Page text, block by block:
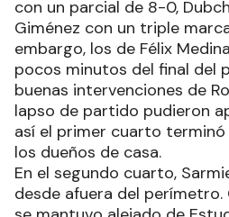
con un parcial de 8-0,
Giménez con un triple
embargo, los de Félix
pocos minutos del final del
buenas intervenciones de
lapso de partido pudieron
así el primer cuarto terminó
los dueños de casa.
En el segundo cuarto,
desde afuera del